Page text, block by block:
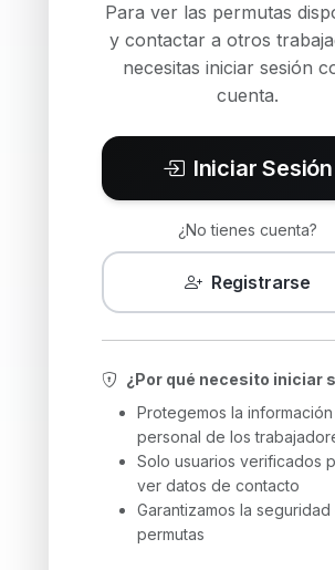
Para ver las permutas
y contactar a otros
necesitas iniciar sesión
cuenta.
Iniciar Sesión
¿No tienes cuenta?
Registrarse
¿Por qué necesito iniciar
Protegemos la información
personal de los
Solo usuarios verificados
ver datos de contacto
Garantizamos la seguridad
permutas